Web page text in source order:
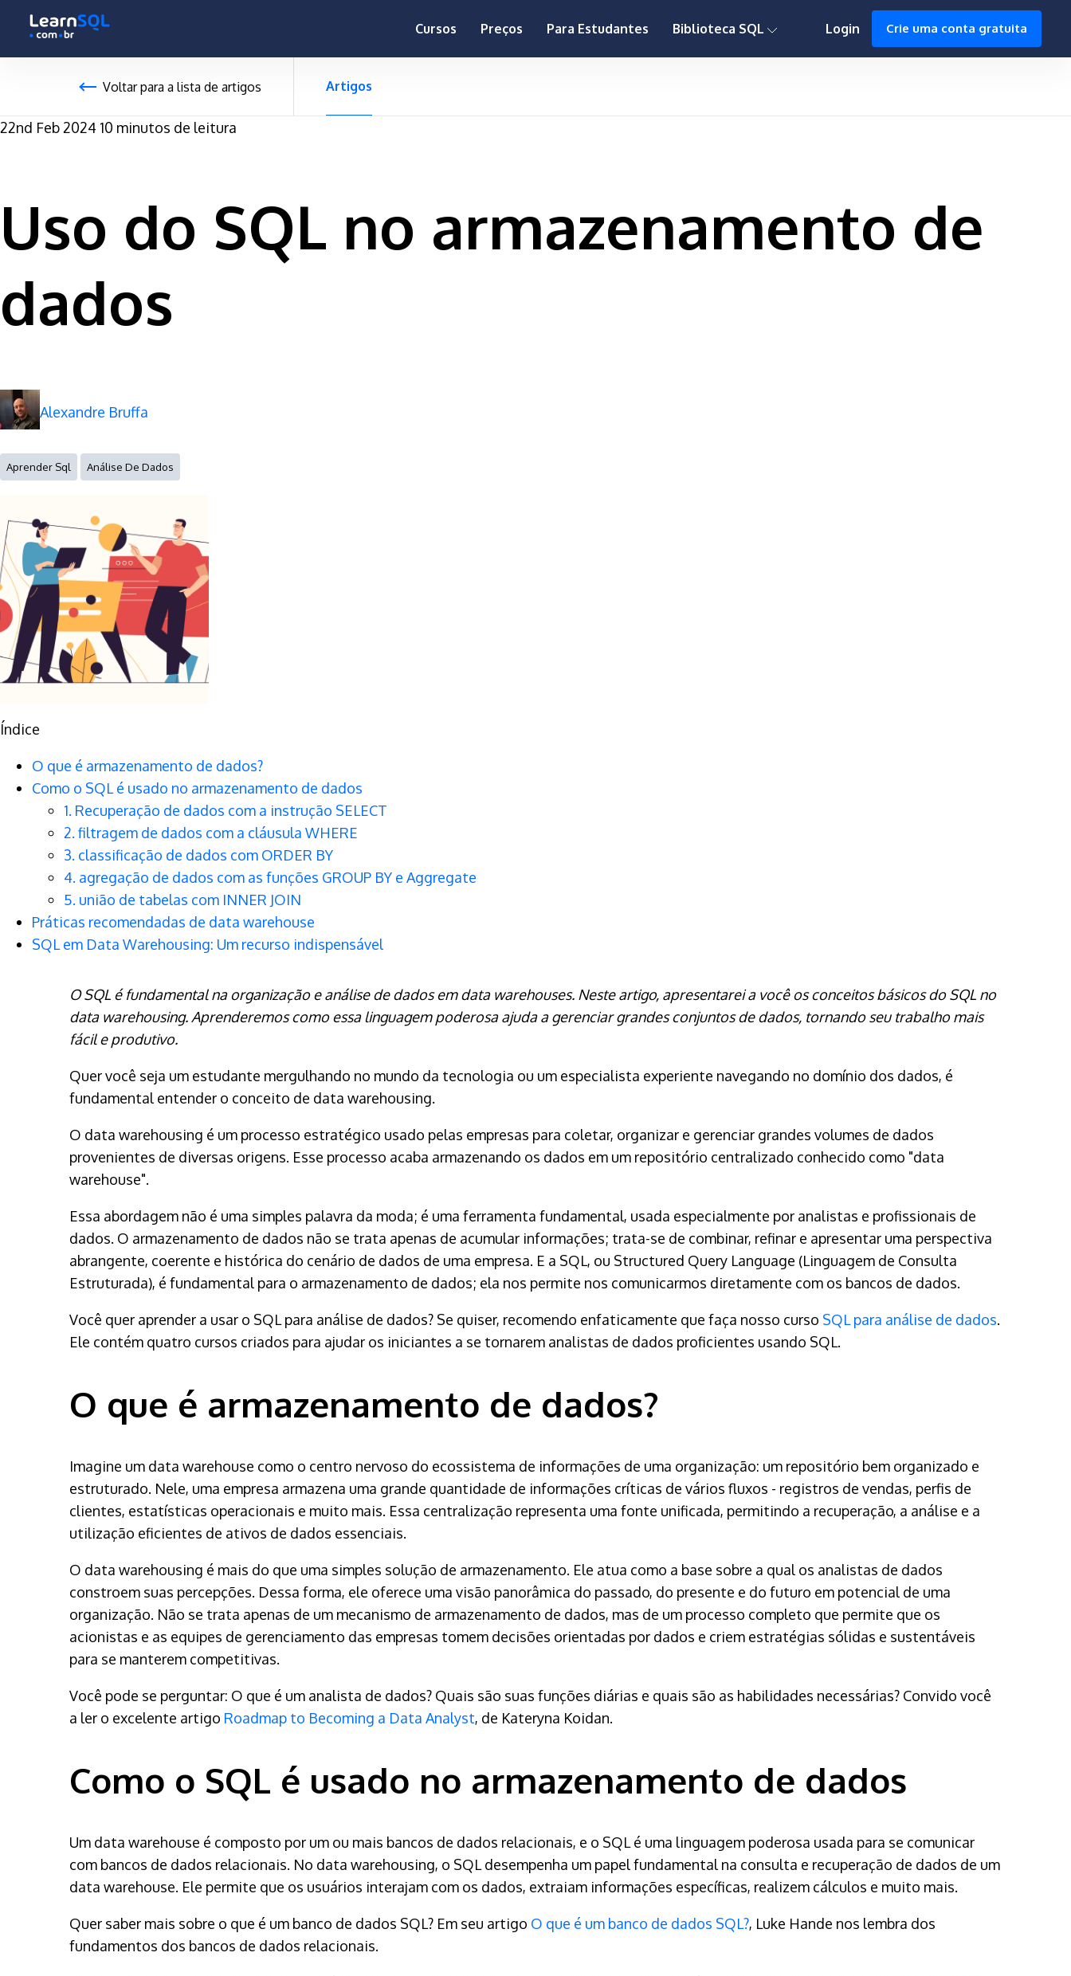
--496161 hours only! 0h : 00m : 00s
Cursos Preços Para Estudantes Biblioteca SQL Login Crie uma conta gratuita
Voltar para a lista de artigos Artigos
22nd Feb 2024 10 minutos de leitura
Uso do SQL no armazenamento de
dados
Alexandre Bruffa
Aprender Sql Análise De Dados
Índice
O que é armazenamento de dados?
Como o SQL é usado no armazenamento de dados
1. Recuperação de dados com a instrução SELECT
2. filtragem de dados com a cláusula WHERE
3. classificação de dados com ORDER BY
4. agregação de dados com as funções GROUP BY e Aggregate
5. união de tabelas com INNER JOIN
Práticas recomendadas de data warehouse
SQL em Data Warehousing: Um recurso indispensável
O SQL é fundamental na organização e análise de dados em data warehouses. Neste artigo, apresentarei a você os conceitos básicos do SQL no
data warehousing. Aprenderemos como essa linguagem poderosa ajuda a gerenciar grandes conjuntos de dados, tornando seu trabalho mais
fácil e produtivo.
Quer você seja um estudante mergulhando no mundo da tecnologia ou um especialista experiente navegando no domínio dos dados, é
fundamental entender o conceito de data warehousing.
O data warehousing é um processo estratégico usado pelas empresas para coletar, organizar e gerenciar grandes volumes de dados
provenientes de diversas origens. Esse processo acaba armazenando os dados em um repositório centralizado conhecido como "data
warehouse".
Essa abordagem não é uma simples palavra da moda; é uma ferramenta fundamental, usada especialmente por analistas e profissionais de
dados. O armazenamento de dados não se trata apenas de acumular informações; trata-se de combinar, refinar e apresentar uma perspectiva
abrangente, coerente e histórica do cenário de dados de uma empresa. E a SQL, ou Structured Query Language (Linguagem de Consulta
Estruturada), é fundamental para o armazenamento de dados; ela nos permite nos comunicarmos diretamente com os bancos de dados.
Você quer aprender a usar o SQL para análise de dados? Se quiser, recomendo enfaticamente que faça nosso curso SQL para análise de dados.
Ele contém quatro cursos criados para ajudar os iniciantes a se tornarem analistas de dados proficientes usando SQL.
O que é armazenamento de dados?
Imagine um data warehouse como o centro nervoso do ecossistema de informações de uma organização: um repositório bem organizado e
estruturado. Nele, uma empresa armazena uma grande quantidade de informações críticas de vários fluxos - registros de vendas, perfis de
clientes, estatísticas operacionais e muito mais. Essa centralização representa uma fonte unificada, permitindo a recuperação, a análise e a
utilização eficientes de ativos de dados essenciais.
O data warehousing é mais do que uma simples solução de armazenamento. Ele atua como a base sobre a qual os analistas de dados
constroem suas percepções. Dessa forma, ele oferece uma visão panorâmica do passado, do presente e do futuro em potencial de uma
organização. Não se trata apenas de um mecanismo de armazenamento de dados, mas de um processo completo que permite que os
acionistas e as equipes de gerenciamento das empresas tomem decisões orientadas por dados e criem estratégias sólidas e sustentáveis
para se manterem competitivas.
Você pode se perguntar: O que é um analista de dados? Quais são suas funções diárias e quais são as habilidades necessárias? Convido você
a ler o excelente artigo Roadmap to Becoming a Data Analyst, de Kateryna Koidan.
Como o SQL é usado no armazenamento de dados
Um data warehouse é composto por um ou mais bancos de dados relacionais, e o SQL é uma linguagem poderosa usada para se comunicar
com bancos de dados relacionais. No data warehousing, o SQL desempenha um papel fundamental na consulta e recuperação de dados de um
data warehouse. Ele permite que os usuários interajam com os dados, extraiam informações específicas, realizem cálculos e muito mais.
Quer saber mais sobre o que é um banco de dados SQL? Em seu artigo O que é um banco de dados SQL?, Luke Hande nos lembra dos
fundamentos dos bancos de dados relacionais.